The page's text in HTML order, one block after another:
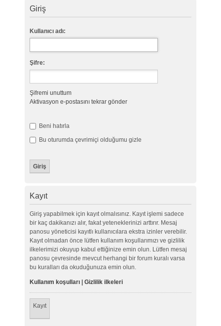
Giriş
Kullanıcı adı:
Şifre:
Şifremi unuttum
Aktivasyon e-postasını tekrar gönder
Beni hatırla
Bu oturumda çevrimiçi olduğumu gizle
Kayıt
Giriş yapabilmek için kayıt olmalısınız. Kayıt işlemi sadece
bir kaç dakikanızı alır, fakat yeteneklerinizi arttırır. Mesaj
panosu yöneticisi kayıtlı kullanıcılara ekstra izinler verebilir.
Kayıt olmadan önce lütfen kullanım koşullarımızı ve gizlilik
ilkelerimizi okuyup kabul ettiğinize emin olun. Lütfen mesaj
panosu çevresinde mevcut herhangi bir forum kuralı varsa
bu kuralları da okuduğunuza emin olun.
Kullanım koşulları| Gizlilik ilkeleri
Kayıt